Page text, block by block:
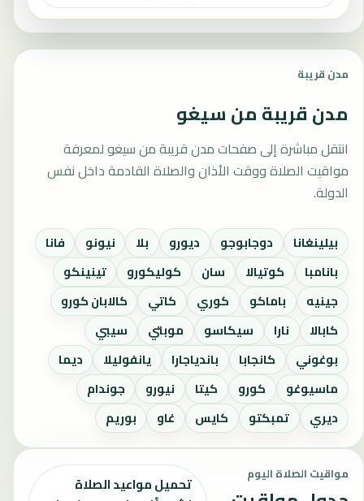
مدن قريبة
مدن قريبة من سيغو
انتقل مباشرة إلى صفحات مدن قريبة من سيغو لمعرفة
مواقيت الصلاة ووقت الأذان والصلاة القادمة داخل نفس
الدولة.
بيلينغانا دوجابوجو ديورو بلا نيونو
فانا
بانامبا
كوتيالا سان كوليكورو
تينينكو
جينيه
باماكو كوري كاتي
كالابان كورو
كابالا
نارا سيكاسو موبتي
سيبي
بوغوني
كانجابا باندياجارا يانفوليلا
ديما
ماسيوغو
كورو كيتا نيورو
جوندام
ديري
تمبكتو كايس غاو بوريم
مواقيت الصلاة اليوم
تحميل مواعيد الصلاة